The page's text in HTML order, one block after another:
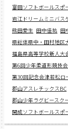
富田ソフトボールスポ
岩江ドリームミニバス
熊田愛生 田中佳祐 田
県総体県中・田村地区
福島県高等学校新人大
第6回少年柔道形競技
第30回記念会津若松ロ
郡山アスレチックスBC
郡山少年ラグビースク
開成ソフトボールスポ